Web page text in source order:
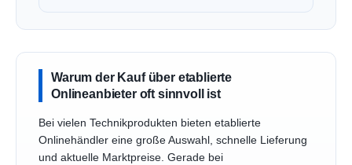
Warum der Kauf über etablierte
Onlineanbieter oft sinnvoll ist
Bei vielen Technikprodukten bieten etablierte
Onlinehändler eine große Auswahl, schnelle Lieferung
und aktuelle Marktpreise. Gerade bei